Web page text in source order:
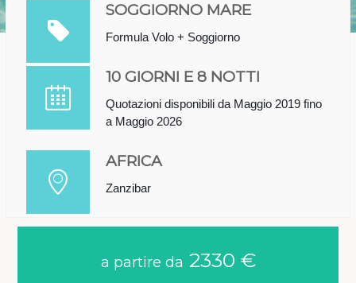
SOGGIORNO MARE
Formula Volo + Soggiorno
10 GIORNI E 8 NOTTI
Quotazioni disponibili da Maggio 2019 fino
a Maggio 2026
AFRICA
Zanzibar
a partire da 2330 €